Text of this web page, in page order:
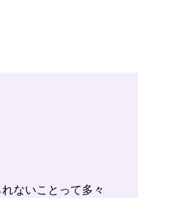
ないことって多々